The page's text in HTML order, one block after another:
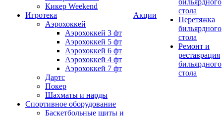
Кикер Weekend
Игротека
Аэрохоккей
Аэрохоккей 3 фт
Аэрохоккей 5 фт
Аэрохоккей 6 фт
Аэрохоккей 4 фт
Аэрохоккей 7 фт
Дартс
Покер
Шахматы и нарды
Спортивное оборудование
Баскетбольные щиты и
Акции
бильярдного
стола
Перетяжка
бильярдного
стола
Ремонт и
реставрация
бильярдного
стола